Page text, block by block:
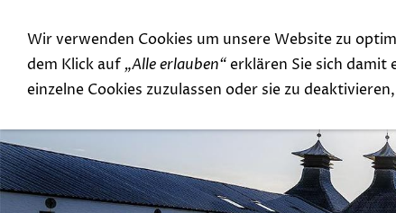
Special Offer Top Rarities
Wir verwenden Cookies um unsere Website zu
dem Klick auf „Alle erlauben“erklären Sie sich
einzelne Cookies zuzulassen oder sie zu